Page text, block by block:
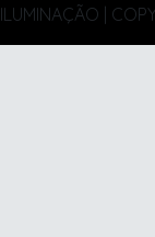
ILUMINAÇÃO |